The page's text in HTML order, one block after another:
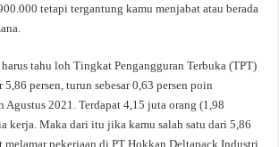
tetapi tergantung kamu menjabat atau berada
tahu loh Tingkat Pengangguran Terbuka (TPT)
5,86 persen, turun sebesar 0,63 persen poin
Agustus 2021. Terdapat 4,15 juta orang (1,98
kerja. Maka dari itu jika kamu salah satu dari 5,86
melamar pekerjaan di PT Hokkan Deltapack Industri